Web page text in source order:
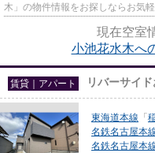
木」の物件情報をお探しならお気
現在空室
小池花水木へ
賃貸｜アパート リバーサイ
東海道本線 「
名鉄名古屋本
名鉄名古屋本